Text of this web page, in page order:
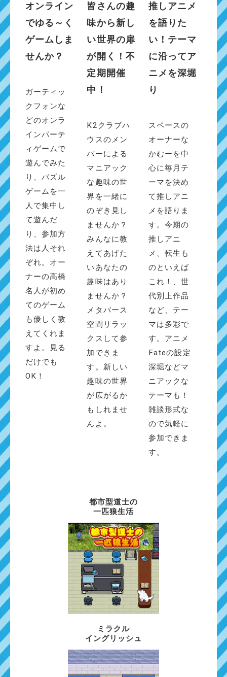
オンライン
でゆる～く
ゲームしま
せんか？
ガーティッ
クフォンな
どのオンラ
インパーテ
ィゲームで
遊んでみた
り、パズル
ゲームを一
人で集中し
て遊んだ
り、参加方
法は人それ
ぞれ。オー
ナーの高橋
名人が初め
てのゲーム
も優しく教
えてくれま
すよ。見る
だけでも
OK！
皆さんの趣
味から新し
い世界の扉
が開く！不
定期開催
中！
K2クラブハ
ウスのメン
バーによる
マニアック
な趣味の世
界を一緒に
のぞき見し
ませんか？
みんなに教
えてあげた
いあなたの
趣味はあり
ませんか？
メタバース
空間リラッ
クスして参
加できま
す。新しい
趣味の世界
が広がるか
もしれませ
んよ。
推しアニメ
を語りた
い！テーマ
に沿ってア
ニメを深堀
り
スペースの
オーナーな
かむーを中
心に毎月テ
ーマを決め
て推しアニ
メを語りま
す。今期の
推しアニ
メ、転生も
のといえば
これ！、世
代別上作品
など、テー
マは多彩で
す。アニメ
Fateの設定
深堀などマ
ニアックな
テーマも！
雑談形式な
ので気軽に
参加できま
す。
都市型道士の
一匹狼生活
ミラクル
イングリッシュ